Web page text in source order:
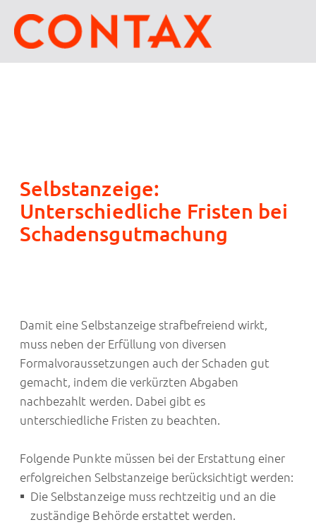
Selbstanzeige:
Unterschiedliche Fristen bei
Schadensgutmachung
Damit eine Selbstanzeige strafbefreiend wirkt,
muss neben der Erfüllung von diversen
Formalvoraussetzungen auch der Schaden gut
gemacht, indem die verkürzten Abgaben
nachbezahlt werden. Dabei gibt es
unterschiedliche Fristen zu beachten.
Folgende Punkte müssen bei der Erstattung einer
erfolgreichen Selbstanzeige berücksichtigt werden:
Die Selbstanzeige muss rechtzeitig und an die
zuständige Behörde erstattet werden.